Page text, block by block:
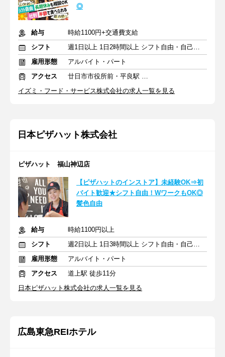
◎
給与
時給1100円+交通費支給
シフト
週1日以上 1日2時間以上 シフト自由・自己申告
雇用形態
アルバイト・パート
アクセス
廿日市市役所前・平良駅 徒歩14分
イズミ・フード・サービス株式会社の求人一覧を見る
日本ピザハット株式会社
ピザハット 福山神辺店
【ピザハットのインストア】未経験OK⇒初
バイト歓迎★シフト自由！WワークもOK◎
髪色自由
給与
時給1100円以上
シフト
週2日以上 1日3時間以上 シフト自由・自己申告
雇用形態
アルバイト・パート
アクセス
道上駅 徒歩11分
日本ピザハット株式会社の求人一覧を見る
広島東急REIホテル